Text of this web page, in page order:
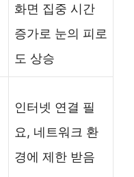
화면 집중 시간
증가로 눈의 피로
도 상승
인터넷 연결 필
요, 네트워크 환
경에 제한 받음